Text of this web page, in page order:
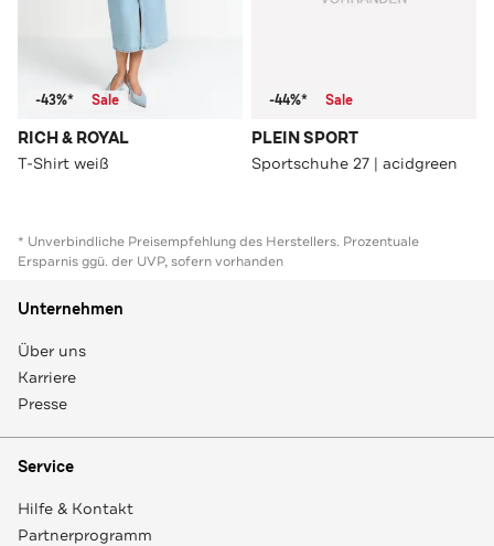
-43%* Sale
RICH & ROYAL
T-Shirt weiß
-44%* Sale
PLEIN SPORT
Sportschuhe 27 | acidgreen
* Unverbindliche Preisempfehlung des Herstellers. Prozentuale
Ersparnis ggü. der UVP, sofern vorhanden
Unternehmen
Über uns
Karriere
Presse
Service
Hilfe & Kontakt
Partnerprogramm